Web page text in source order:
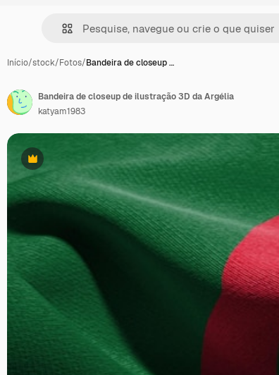
Início/stock/Fotos/Bandeira de closeup …
Premium
Bandeira de closeup de ilustração 3D da Argélia
katyam1983